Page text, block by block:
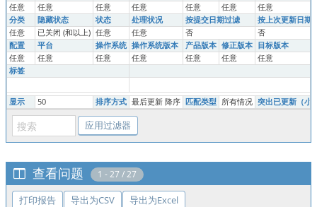
任意
任意 任意 任意 任意 任意
任意
分类
隐藏状态 状态 处理状况 按提交日期过滤
按上次更新日期
任意
已关闭 (和以上) 任意 任意 否
否
配置
平台 操作系统 操作系统版本 产品版本 修正版本
目标版本
任意
任意 任意 任意 任意 任意
任意
标签
显示 50 排序方式 最后更新 降序 匹配类型 所有情况 突出已更新（小
查看问题 1 - 27 / 27
打印报告 导出为CSV 导出为Excel